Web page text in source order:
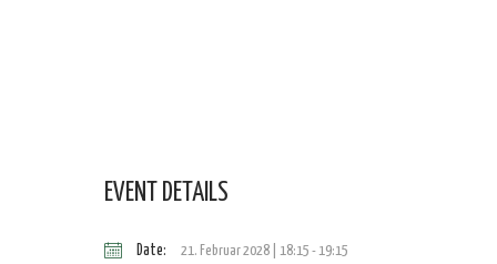
EVENT DETAILS
Date: 21. Februar 2028 | 18:15 -19:15